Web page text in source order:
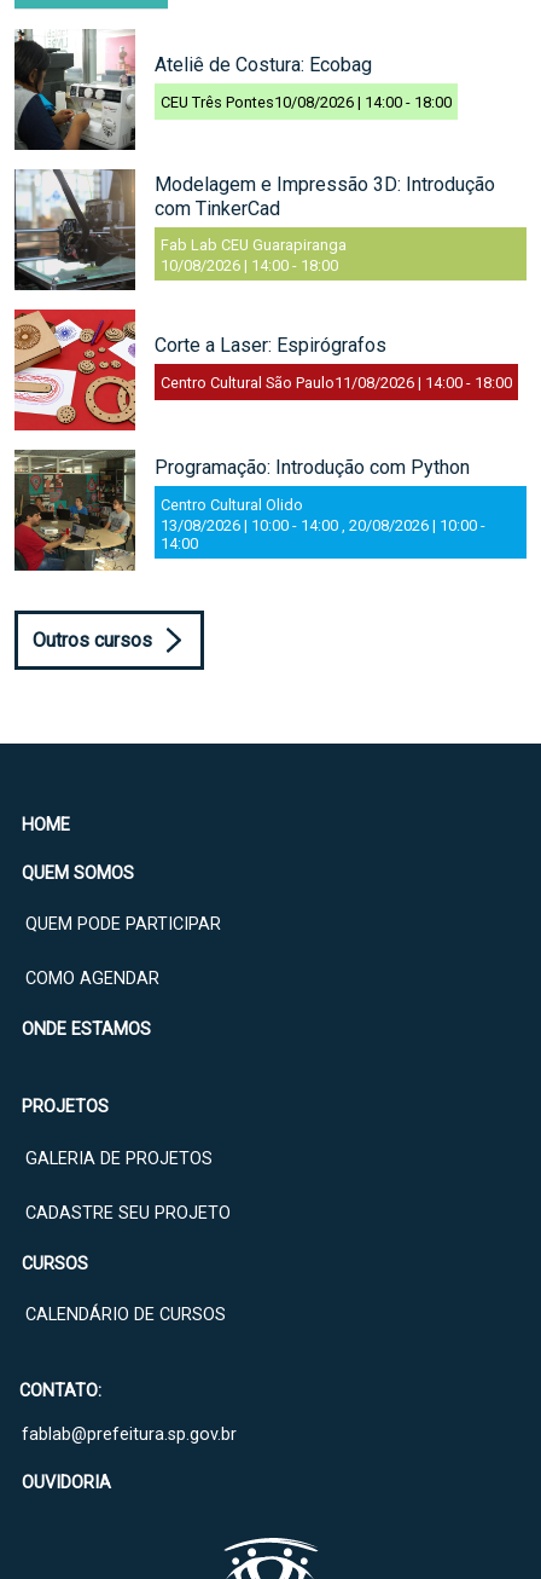
Ateliê de Costura: Ecobag
CEU Três Pontes10/08/2026 | 14:00 - 18:00
Modelagem e Impressão 3D: Introdução
com TinkerCad
Fab Lab CEU Guarapiranga
10/08/2026 | 14:00 - 18:00
Corte a Laser: Espirógrafos
Centro Cultural São Paulo11/08/2026 | 14:00 - 18:00
Programação: Introdução com Python
Centro Cultural Olido
13/08/2026 | 10:00 - 14:00 20/08/2026 | 10:00 -
14:00
Outros cursos
HOME
QUEM SOMOS
QUEM PODE PARTICIPAR
COMO AGENDAR
ONDE ESTAMOS
PROJETOS
GALERIA DE PROJETOS
CADASTRE SEU PROJETO
CURSOS
CALENDÁRIO DE CURSOS
CONTATO:
fablab@prefeitura.sp.gov.br
OUVIDORIA